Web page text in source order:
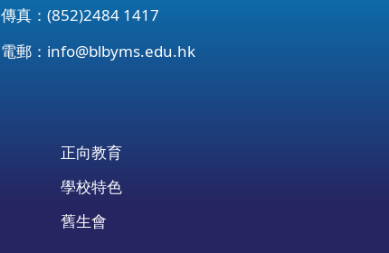
傳真：(852)2484 1417
電郵： info@blbyms.edu.hk
正向教育
學校特色
舊生會